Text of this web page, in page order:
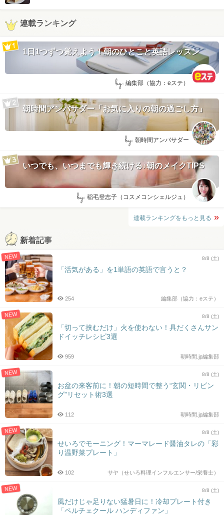
連載ランキング
1日1つずつ覚えよう！朝のひとこと英語レッスン
by: 編集部（協力：eステ）
朝時間アンバサダー「お気に入りの朝の過ごし方」
by: 朝時間アンバサダー
いつでも、いつまでも輝き続ける♪朝のメイクTIPS
by: 稲毛登志子（コスメコンシェルジュ）
連載ランキングをもっと見る
新着記事
NEW 8/8 (土)
「活気がある」を1単語の英語で言うと？
編集部（協力：eステ）
254
NEW 8/8 (土)
「切って挟むだけ」火を使わない！具だくさんサン
ドイッチレシピ3選
朝時間.jp編集部
959
NEW 8/8 (土)
お盆の来客前に！朝の短時間で整う“玄関・リビン
グ”リセット術3選
朝時間.jp編集部
112
NEW 8/8 (土)
せいろでモーニング！マーマレード醤油タレの「彩
り温野菜プレート」
サヤ（せいろ料理インフルエンサー/栄養士）
102
NEW 8/8 (土)
風だけじゃ足りない猛暑日に！冷却プレート付き
「ペルチェクール ハンディファン」